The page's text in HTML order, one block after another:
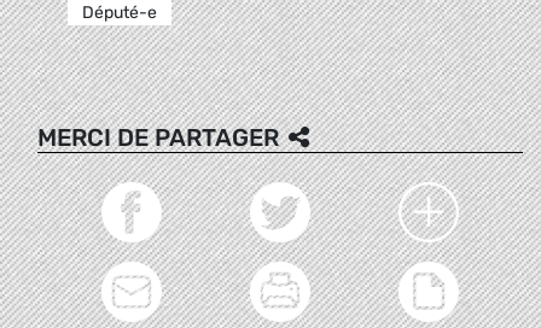
Député-e
MERCI DE PARTAGER